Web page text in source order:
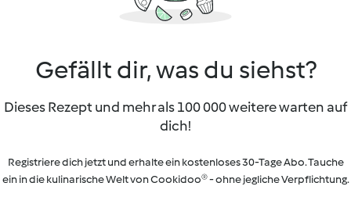
Gefällt dir, was du siehst?
Dieses Rezept und mehr als 100 000 weitere warten auf
dich!
Registriere dich jetzt und erhalte ein kostenloses 30-Tage Abo. Tauche
ein in die kulinarische Welt von Cookidoo® - ohne jegliche Verpflichtung.